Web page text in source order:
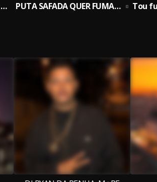
Ela Toda safada Brotou na Penha, Fode Com o Mano Urso
PUTA SAFADA QUER FUMAR DA BRABA, PENHA & CPX